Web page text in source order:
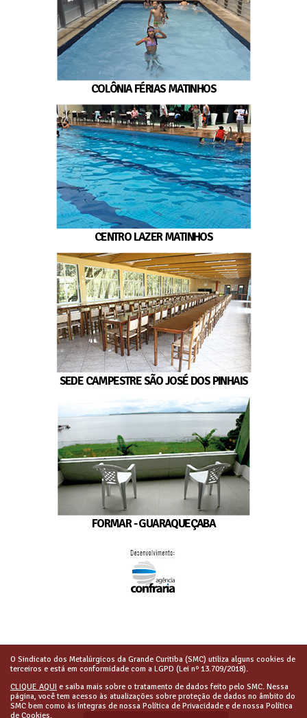
COLÔNIA FÉRIAS MATINHOS
CENTRO LAZER MATINHOS
SEDE CAMPESTRE SÃO JOSÉ DOS PINHAIS
FORMAR - GUARAQUEÇABA
O Sindicato dos Metalúrgicos da Grande Curitiba (SMC) utiliza alguns cookies de
terceiros e está em conformidade com a LGPD (Lei nº 13.709/2018).
CLIQUE AQUI e saiba mais sobre o tratamento de dados feito pelo SMC. Nessa
página, você tem acesso às atualizações sobre proteção de dados no âmbito do
SMC bem como às íntegras de nossa Política de Privacidade e de nossa Política
de Cookies.